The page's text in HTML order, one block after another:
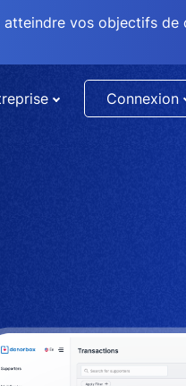
vos objectifs
Connexion